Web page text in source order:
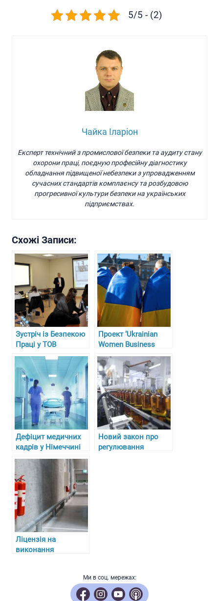
5/5 - (2)
Чайка Іларіон
Експерт технічний з промислової безпеки та аудиту стану
охорони праці, поєдную професійну діагностику
обладнання підвищеної небезпеки з упровадженням
сучасних стандартів комплаєнсу та розбудовою
прогресивної культури безпеки на українських
підприємствах.
Схожі Записи:
Зустріч із Безпекою
Праці у ТОВ
“Гарасимів Агро”
Проект ‘Ukrainian
Women Business
Circle’ у Німеччині
Дефіцит медичних
кадрів у Німеччині
та складнощі з
отриманням
ліцензій для лікарів-
біженців
Новий закон про
регулювання
Ліцензія на
виконання
Ми в соц. мережах: